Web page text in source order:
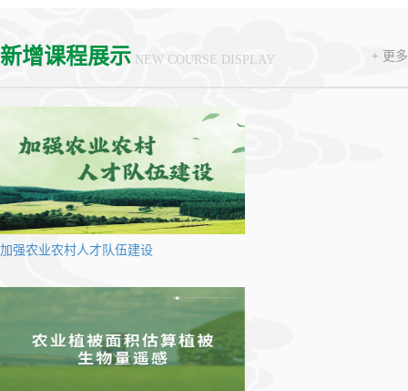
新增课程展示 NEW COURSE DISPLAY + 更多
加强农业农村人才队伍建设